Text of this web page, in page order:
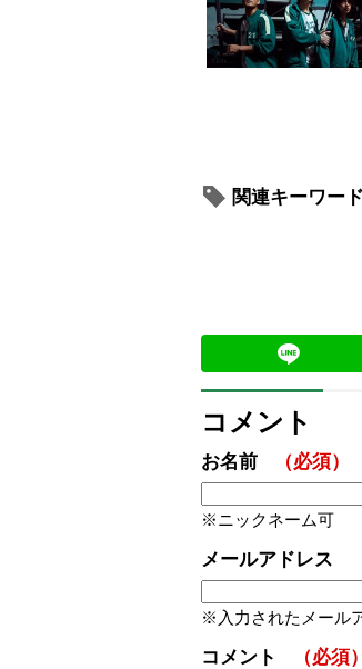
関連キーワード
コメント
お名前 （必須）
ニックネーム可
メールアドレス
入力されたメール
コメント （必須）